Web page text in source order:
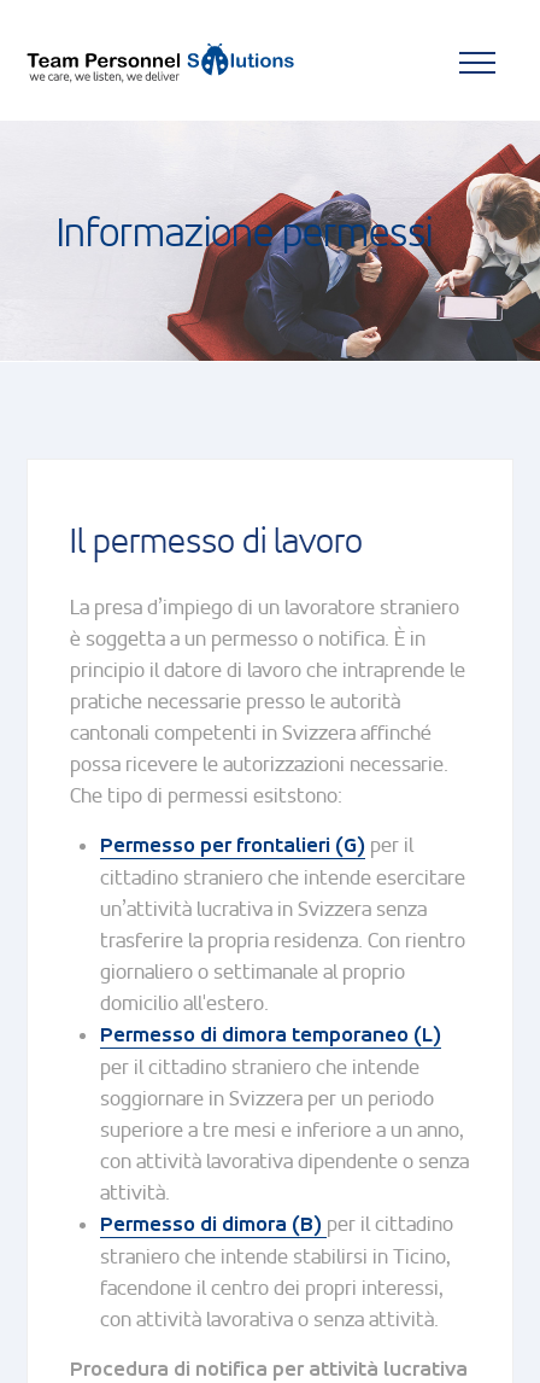
Informazione permessi
Il permesso di lavoro
La presa d’impiego di un lavoratore straniero
è soggetta a un permesso o notifica. È in
principio il datore di lavoro che intraprende le
pratiche necessarie presso le autorità
cantonali competenti in Svizzera affinché
possa ricevere le autorizzazioni necessarie.
Che tipo di permessi esitstono:
Permesso per frontalieri (G) per il
cittadino straniero che intende esercitare
un’attività lucrativa in Svizzera senza
trasferire la propria residenza. Con rientro
giornaliero o settimanale al proprio
domicilio all'estero.
Permesso di dimora temporaneo (L)
per il cittadino straniero che intende
soggiornare in Svizzera per un periodo
superiore a tre mesi e inferiore a un anno,
con attività lavorativa dipendente o senza
attività.
Permesso di dimora (B) per il cittadino
straniero che intende stabilirsi in Ticino,
facendone il centro dei propri interessi,
con attività lavorativa o senza attività.
Procedura di notifica per attività lucrativa